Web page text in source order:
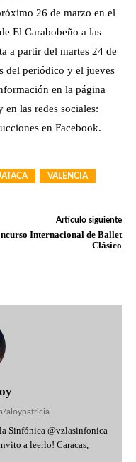
26 de marzo en el
El Carabobeño a las
a partir del martes 24 de
del periódico y el jueves
en la página
las redes sociales:
en Facebook.
VALENCIA
Artículo siguiente
Internacional de Ballet
Clásico
aloypatricia
Sinfónica @vzlasinfonica
a leerlo! Caracas,